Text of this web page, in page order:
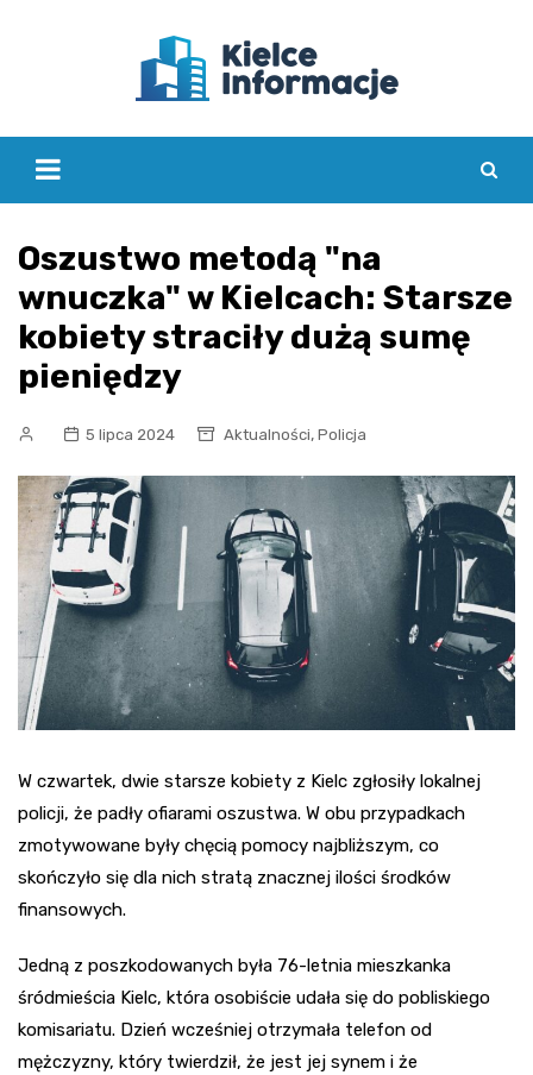
Oszustwo metodą "na
wnuczka" w Kielcach: Starsze
kobiety straciły dużą sumę
pieniędzy
5 lipca 2024 Aktualności, Policja
W czwartek, dwie starsze kobiety z Kielc zgłosiły lokalnej
policji, że padły ofiarami oszustwa. W obu przypadkach
zmotywowane były chęcią pomocy najbliższym, co
skończyło się dla nich stratą znacznej ilości środków
finansowych.
Jedną z poszkodowanych była 76-letnia mieszkanka
śródmieścia Kielc, która osobiście udała się do pobliskiego
komisariatu. Dzień wcześniej otrzymała telefon od
mężczyzny, który twierdził, że jest jej synem i że